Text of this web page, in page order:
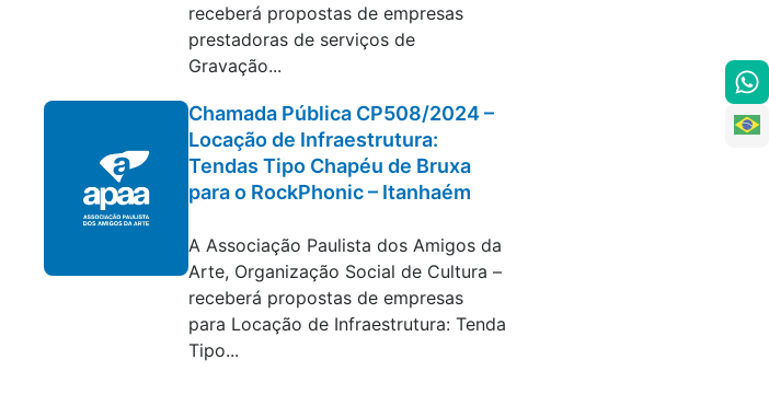
receberá propostas de empresas
prestadoras de serviços de
Gravação...
Chamada Pública CP508/2024 –
Locação de Infraestrutura:
Tendas Tipo Chapéu de Bruxa
para o RockPhonic – Itanhaém
A Associação Paulista dos Amigos da
Arte, Organização Social de Cultura –
receberá propostas de empresas
para Locação de Infraestrutura: Tenda
Tipo...